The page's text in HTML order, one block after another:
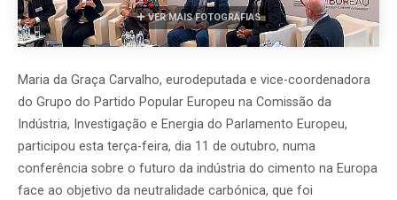
VER MAIS FOTOGRAFIAS
Maria da Graça Carvalho, eurodeputada e vice-coordenadora
do Grupo do Partido Popular Europeu na Comissão da
Indústria, Investigação e Energia do Parlamento Europeu,
participou esta terça-feira, dia 11 de outubro, numa
conferência sobre o futuro da indústria do cimento na Europa
face ao objetivo da neutralidade carbónica, que foi